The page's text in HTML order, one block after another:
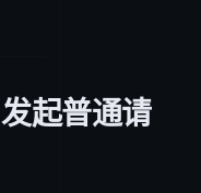
起普通请